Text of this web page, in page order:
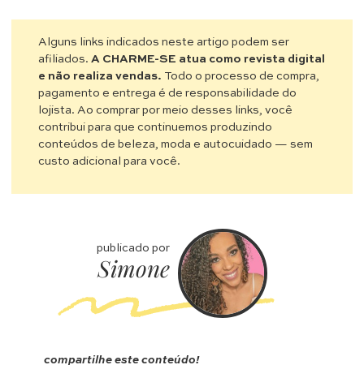
Alguns links indicados neste artigo podem ser
afiliados.A CHARME-SE atua como revista digital
e não realiza vendas. Todo o processo de compra,
pagamento e entrega é de responsabilidade do
lojista. Ao comprar por meio desses links, você
contribui para que continuemos produzindo
conteúdos de beleza, moda e autocuidado — sem
custo adicional para você.
compartilhe este conteúdo!
publicado por
Simone